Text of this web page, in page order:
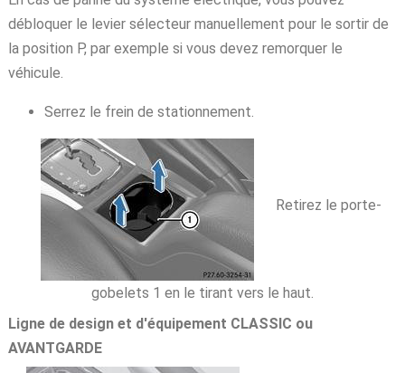
débloquer le levier sélecteur manuellement pour le sortir de
la position P, par exemple si vous devez remorquer le
véhicule.
Serrez le frein de stationnement.
Retirez le porte-
gobelets 1 en le tirant vers le haut.
Ligne de design et d'équipement CLASSIC ou
AVANTGARDE